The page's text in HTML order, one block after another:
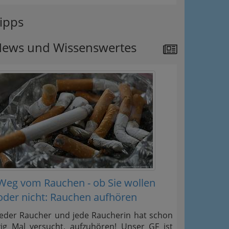
und Wissenswertes
vom Rauchen - ob Sie wollen
nicht: Rauchen aufhören
Raucher und jede Raucherin hat schon
Mal versucht, aufzuhören! Unser GF ist